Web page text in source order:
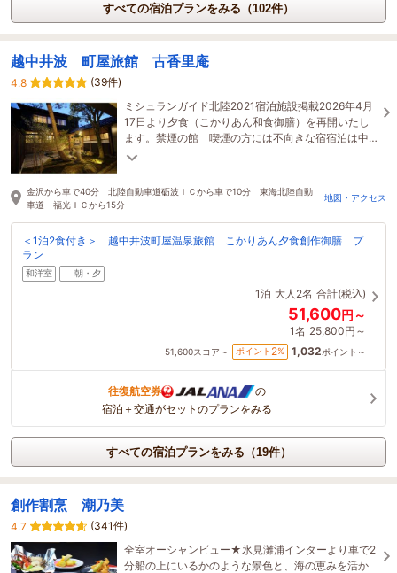
すべての宿泊プランをみる（102件）
越中井波 町屋旅館 古香里庵
4.8
(39件)
ミシュランガイド北陸2021宿泊施設掲載2026年4月
17日より夕食（こかりあん和食御膳）を再開いたし
ます。禁煙の館 喫煙の方には不向きな宿宿泊は中
学生以上（乳幼児宿泊不可）
金沢から車で40分 北陸自動車道砺波ＩＣから車で10分 東海北陸自動
車道 福光ＩＣから15分
地図・アクセス
＜1泊2食付き＞ 越中井波町屋温泉旅館 こかりあん夕食創作御膳 プ
ラン
和洋室 朝・夕
1泊 大人2名 合計(税込)
51,600円～
1名 25,800円～
51,600スコア～ ポイント 2% 1,032ポイント～
往復航空券
の
宿泊＋交通がセットのプランをみる
すべての宿泊プランをみる（19件）
創作割烹 潮乃美
4.7
(341件)
全室オーシャンビュー★氷見灘浦インターより車で2
分船の上にいるかのような景色と、海の恵みを活か